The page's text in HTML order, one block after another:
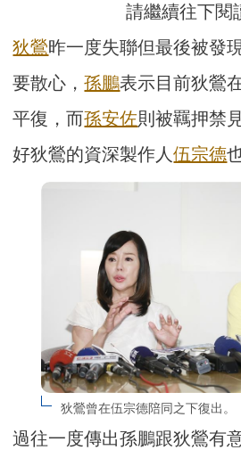
請繼續往下
狄鶯昨一度失聯但最後被發
要散心，孫鵬表示目前狄鶯
平復，而孫安佐則被羈押禁
好狄鶯的資深製作人伍宗德
狄鶯曾在伍宗德陪同之下復出。
過往一度傳出孫鵬跟狄鶯有